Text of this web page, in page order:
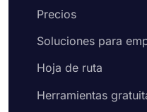
Precios
Soluciones para
Hoja de ruta
Herramientas